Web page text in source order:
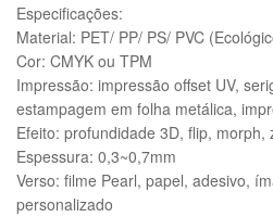
Especificações:
Material: PET/ PP/ PS/ PVC
Cor: CMYK ou TPM
Impressão: impressão offset UV,
estampagem em folha metálica,
Efeito: profundidade 3D, flip, morph,
Espessura: 0,3~0,7mm
Verso: filme Pearl, papel, adesivo,
personalizado